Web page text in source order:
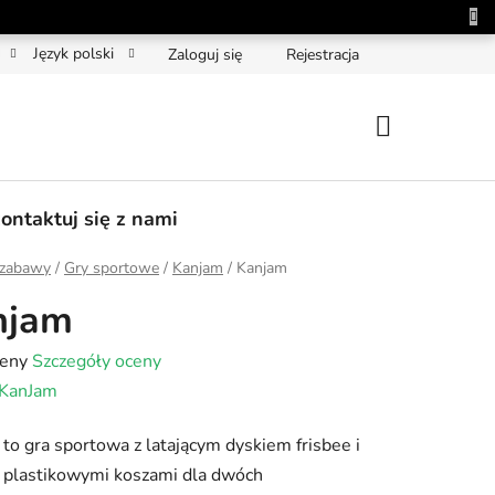
Język polski Zaloguj się Rejestracja
się z nami
/ Gry sportowe / Kanjam / Kanjam
Szczegóły oceny
KanJam
to gra sportowa z latającym dyskiem frisbee i
koszami dla dwóch